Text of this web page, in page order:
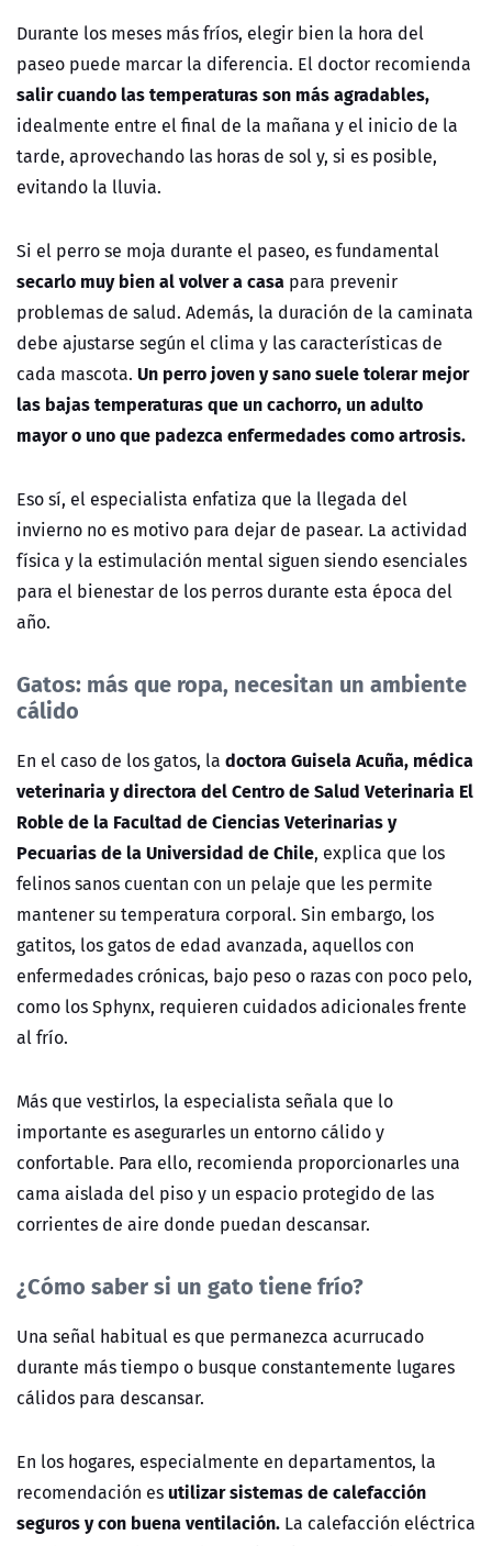
Durante los meses más fríos, elegir bien la hora del
paseo puede marcar la diferencia. El doctor recomienda
salir cuando las temperaturas son más agradables,
idealmente entre el final de la mañana y el inicio de la
tarde, aprovechando las horas de sol y, si es posible,
evitando la lluvia.
Si el perro se moja durante el paseo, es fundamental
secarlo muy bien al volver a casa para prevenir
problemas de salud. Además, la duración de la caminata
debe ajustarse según el clima y las características de
cada mascota. Un perro joven y sano suele tolerar mejor
las bajas temperaturas que un cachorro, un adulto
mayor o uno que padezca enfermedades como artrosis.
Eso sí, el especialista enfatiza que la llegada del
invierno no es motivo para dejar de pasear. La actividad
física y la estimulación mental siguen siendo esenciales
para el bienestar de los perros durante esta época del
año.
Gatos: más que ropa, necesitan un ambiente
cálido
En el caso de los gatos, la doctora Guisela Acuña, médica
veterinaria y directora del Centro de Salud Veterinaria El
Roble de la Facultad de Ciencias Veterinarias y
Pecuarias de la Universidad de Chile, explica que los
felinos sanos cuentan con un pelaje que les permite
mantener su temperatura corporal. Sin embargo, los
gatitos, los gatos de edad avanzada, aquellos con
enfermedades crónicas, bajo peso o razas con poco pelo,
como los Sphynx, requieren cuidados adicionales frente
al frío.
Más que vestirlos, la especialista señala que lo
importante es asegurarles un entorno cálido y
confortable. Para ello, recomienda proporcionarles una
cama aislada del piso y un espacio protegido de las
corrientes de aire donde puedan descansar.
¿Cómo saber si un gato tiene frío?
Una señal habitual es que permanezca acurrucado
durante más tiempo o busque constantemente lugares
cálidos para descansar.
En los hogares, especialmente en departamentos, la
recomendación es utilizar sistemas de calefacción
seguros y con buena ventilación. La calefacción eléctrica